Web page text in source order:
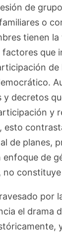
de
o
tienen la
factores que
de
y decretos
y
esto
de planes,
de
no
por
el drama